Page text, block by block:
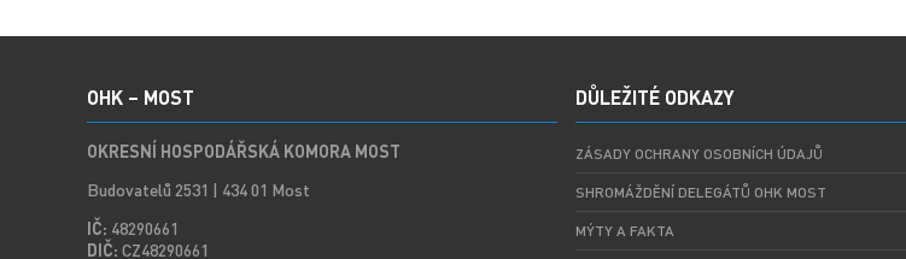
OHK – MOST
OKRESNÍ HOSPODÁŘSKÁ KOMORA MOST
Budovatelů 2531 | 434 01 Most
IČ: 48290661
DIČ: CZ48290661
DŮLEŽITÉ ODKAZY
ZÁSADY OCHRANY OSOBNÍCH ÚDAJŮ
SHROMÁŽDĚNÍ DELEGÁTŮ OHK MOST
MÝTY A FAKTA